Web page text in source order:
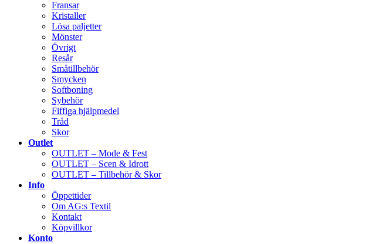
Fransar
Kristaller
Lösa paljetter
Mönster
Övrigt
Resår
Småtillbehör
Smycken
Softboning
Sybehör
Fiffiga hjälpmedel
Tråd
Skor
Outlet
OUTLET – Mode & Fest
OUTLET – Scen & Idrott
OUTLET – Tillbehör & Skor
Info
Öppettider
Om AG:s Textil
Kontakt
Köpvillkor
Konto